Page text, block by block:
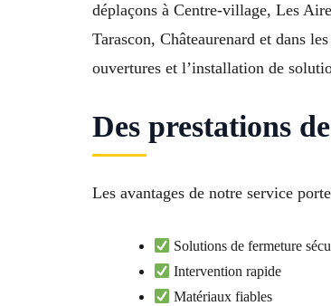
déplaçons à Centre-village, Les
Tarascon, Châteaurenard et dans
ouvertures et l’installation de
Des prestations
Les avantages de notre service
Solutions de fermeture
Intervention rapide
Matériaux fiables